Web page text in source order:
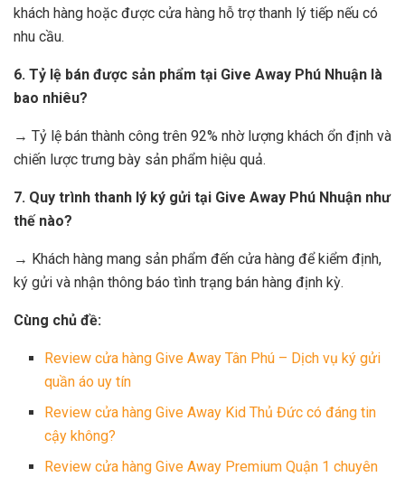
khách hàng hoặc được cửa hàng hỗ trợ thanh lý tiếp nếu có
nhu cầu.
6. Tỷ lệ bán được sản phẩm tại Give Away Phú Nhuận là
bao nhiêu?
→ Tỷ lệ bán thành công trên 92% nhờ lượng khách ổn định và
chiến lược trưng bày sản phẩm hiệu quả.
7. Quy trình thanh lý ký gửi tại Give Away Phú Nhuận như
thế nào?
→ Khách hàng mang sản phẩm đến cửa hàng để kiểm định,
ký gửi và nhận thông báo tình trạng bán hàng định kỳ.
Cùng chủ đề:
Review cửa hàng Give Away Tân Phú – Dịch vụ ký gửi
quần áo uy tín
Review cửa hàng Give Away Kid Thủ Đức có đáng tin
cậy không?
Review cửa hàng Give Away Premium Quận 1 chuyên